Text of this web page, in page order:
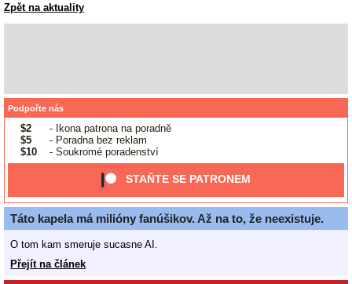
Zpět na aktuality
Podpořte nás
$2
- Ikona patrona na poradně
$5
- Poradna bez reklam
$10
- Soukromé poradenství
STAŇTE SE PATRONEM
Táto kapela má milióny fanúšikov. Až na to, že neexistuje.
O tom kam smeruje sucasne AI.
Přejít na článek